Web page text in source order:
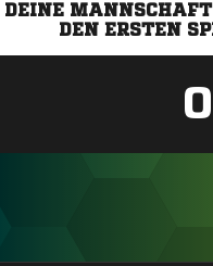
DEINE
DEN ERSTEN
0